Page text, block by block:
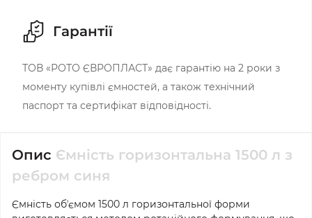
Опис Ємність горизонтальна 1500 л з
ребром синя
Ємність обʼємом 1500 л горизонтальної форми
Гарантії
ТОВ «РОТО ЄВРОПЛАСТ» дає гарантію на 2 роки з
моменту купівлі ємностей, а також технічний
паспорт та сертифікат відповідності.